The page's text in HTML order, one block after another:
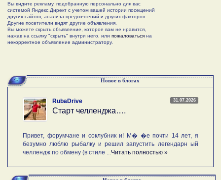
Вы видите рекламу, подобранную персонально для вас
системой Яндекс.Директ с учетом вашей истории посещений
других сайтов, анализа предпочтений и других факторов.
Другие посетители видят другие объявления.
Вы можете скрыть объявление, которое вам не нравится,
нажав на ссылку "скрыть" внутри него, или пожаловаться на
некорректное объявление администратору.
Новое в блогах
31.07.2026
RubaDrive
Старт челленджа….
Привет, форумчане и соклубник и! М� �е почти 14 лет, я
безумно люблю рыбалку и решил запустить легендарн ый
челлендж по обмену (в стиле ...Читать полностью »